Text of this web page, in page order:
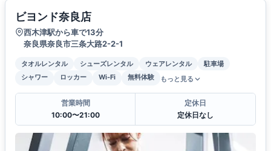
ビヨンド奈良店
西木津駅から車で13分
奈良県奈良市三条大路2-2-1
タオルレンタル シューズレンタル ウェアレンタル
駐車場
シャワー
ロッカー Wi-Fi 無料体験 もっと見る
営業時間
10:00〜21:00
定休日
定休日なし